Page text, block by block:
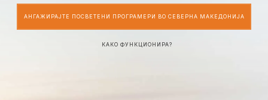
АНГАЖИРАЈТЕ ПОСВЕТЕНИ ПРОГРАМЕРИ ВО СЕВЕРНА МАКЕДОНИЈА
КАКО ФУНКЦИОНИРА?